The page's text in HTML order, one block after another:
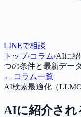
LINEで相談
トップ›コラム›AIに
つの条件と最新データ
← コラム一覧
AI検索最適化（
AIに紹介され